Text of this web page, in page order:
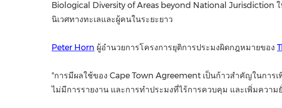
Biological Diversity of Areas beyond National Jurisdiction
นิเวศทางทะเลและผู้คนในระยะยาว
Peter Horn ผู้อำนวยการโครงการยุติการประมงผิดกฎหมายของ
"การมีผลใช้ของ Cape Town Agreement เป็นก้าวสำคัญในกา
ไม่มีการรายงาน และการทำประมงที่ไร้การควบคุม และเพิ่มควา